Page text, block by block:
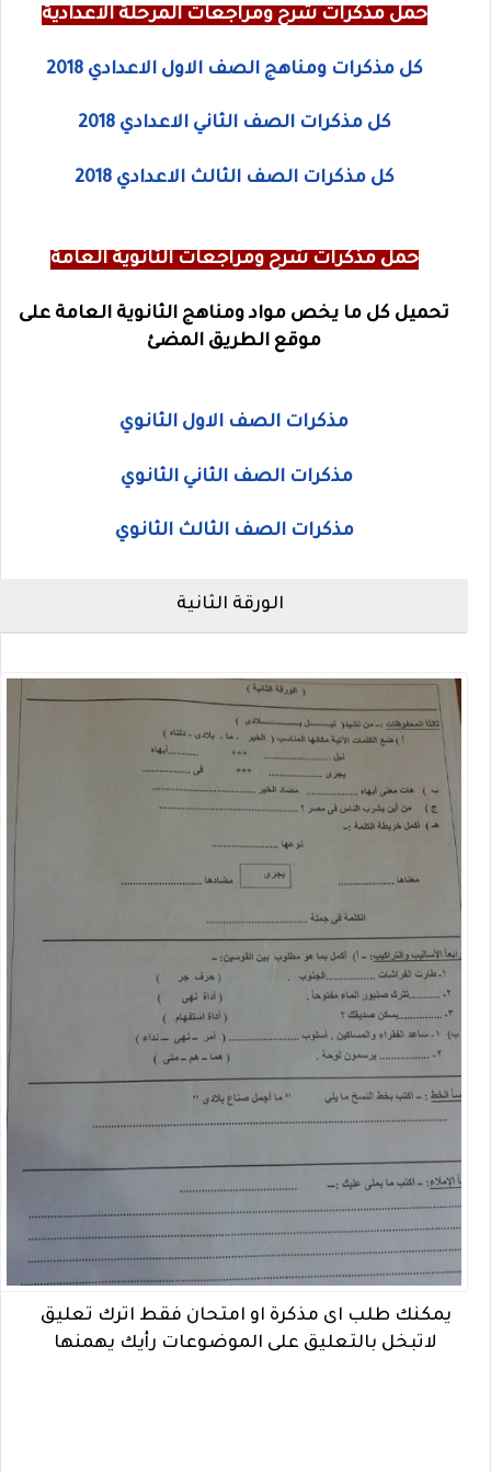
حمل مذكرات شرح ومراجعات المرحلة الاعدادية
كل مذكرات ومناهج الصف الاول الاعدادي 2018
كل مذكرات الصف الثاني الاعدادي 2018
كل مذكرات الصف الثالث الاعدادي 2018
حمل مذكرات شرح ومراجعات الثانوية العامة
تحميل كل ما يخص مواد ومناهج الثانوية العامة على
موقع الطريق المضئ
مذكرات الصف الاول الثانوي
مذكرات الصف الثاني الثانوي
مذكرات الصف الثالث الثانوي
الورقة الثانية
يمكنك طلب اى مذكرة او امتحان فقط اترك تعليق
لاتبخل بالتعليق على الموضوعات رأيك يهمنها